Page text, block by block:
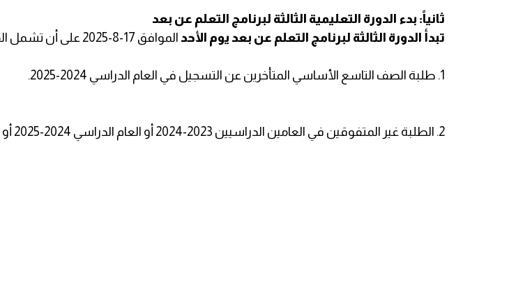
ثانياً: بدء الدورة التعليمية الثالثة لبرنامج التعلم عن بعد
تبدأ الدورة الثالثة لبرنامج التعلم عن بعد يوم الأحد الموافق 17-8-2025 على أن تشمل الفئات التالية:
1. طلبة الصف التاسع الأساسي المتأخرين عن التسجيل في العام الدراسي 2024-2025.
2. الطلبة غير المتفوقين في العامين الدراسيين 2023-2024 أو العام الدراسي 2024-2025 أو كليهما.